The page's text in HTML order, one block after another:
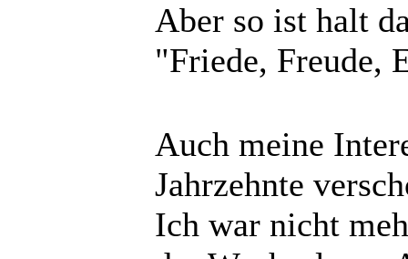
Aber so ist halt
"Friede, Freude,
Auch meine
Jahrzehnte
Ich war nicht